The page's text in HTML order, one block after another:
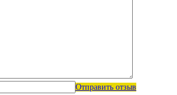
Отправить отзыв